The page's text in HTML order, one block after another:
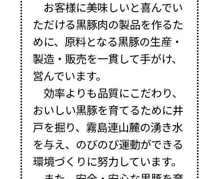
お客様に美味しいと喜んでい
ただける黒豚肉の製品を作るた
めに、原料となる黒豚の生産・
製造・販売を一貫して手がけ、
営んでいます。
効率よりも品質にこだわり、
おいしい黒豚を育てるために井
戸を掘り、霧島連山麓の湧き水
を与え、のびのび運動ができる
環境づくりに努力しています。